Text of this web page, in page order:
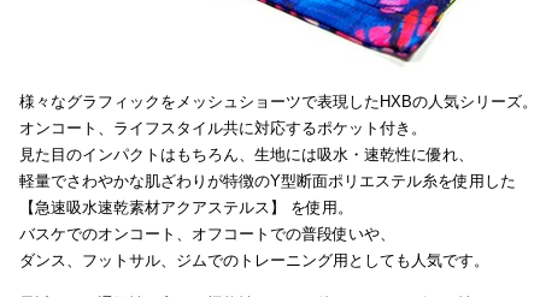
様々なグラフィックをメッシュショーツで表現したHXBの人気シリーズ。
オンコート、ライフスタイル共に対応するポケット付き。
見た目のインパクトはもちろん、生地には吸水・速乾性に優れ、
軽量でさわやかな肌ざわりが特徴のY型断面ポリエステル糸を使用した
【急速吸水速乾素材アクアステルス】 を使用。
バスケでのオンコート、オフコートでの普段使いや、
ダンス、フットサル、ジムでのトレーニング用としても人気です。